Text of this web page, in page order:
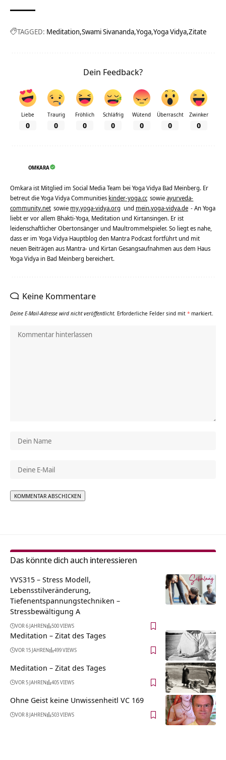
TAGGED: Meditation Swami Sivananda Yoga Yoga Vidya Zitate
Dein Feedback?
Liebe
0
Traurig
0
Fröhlich
0
Schläfrig
0
Wütend
0
Überrascht
0
Zwinker
0
OMKARA
Omkara ist Mitglied im Social Media Team bei Yoga Vidya Bad Meinberg. Er
betreut die Yoga Vidya Communities kinder-yoga.cc sowieayurveda-
community.net sowie my.yoga-vidya.org und mein.yoga-vidya.de - An Yoga
liebt er vor allem Bhakti-Yoga, Meditation und Kirtansingen. Er ist
leidenschaftlicher Obertonsänger und Maultrommelspieler. So liegt es nahe,
dass er im Yoga Vidya Hauptblog den Mantra Podcast fortführt und mit
neuen Beiträgen aus Mantra- und Kirtan Gesangsaufnahmen aus dem Haus
Yoga Vidya in Bad Meinberg bereichert.
Keine Kommentare
Deine E-Mail-Adresse wird nicht veröffentlicht. Erforderliche Felder sind mit * markiert.
Das könnte dich auch interessieren
YVS315 – Stress Modell,
Lebensstilveränderung,
Tiefenentspannungstechniken –
Stressbewältigung A
VOR 6 JAHREN 500 VIEWS
Meditation – Zitat des Tages
VOR 15 JAHREN 499 VIEWS
Meditation – Zitat des Tages
VOR 5 JAHREN 405 VIEWS
Ohne Geist keine Unwissenheitl VC 169
VOR 8 JAHREN 503 VIEWS